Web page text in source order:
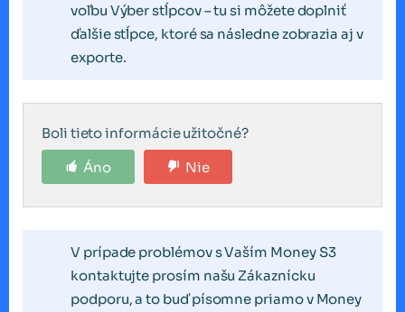
voľbu Výber stĺpcov – tu si môžete doplniť
ďalšie stĺpce, ktoré sa následne zobrazia aj v
exporte.
Boli tieto informácie užitočné?
Áno
Nie
V prípade problémov s Vaším Money S3
kontaktujte prosím našu Zákaznícku
podporu, a to buď písomne priamo v Money